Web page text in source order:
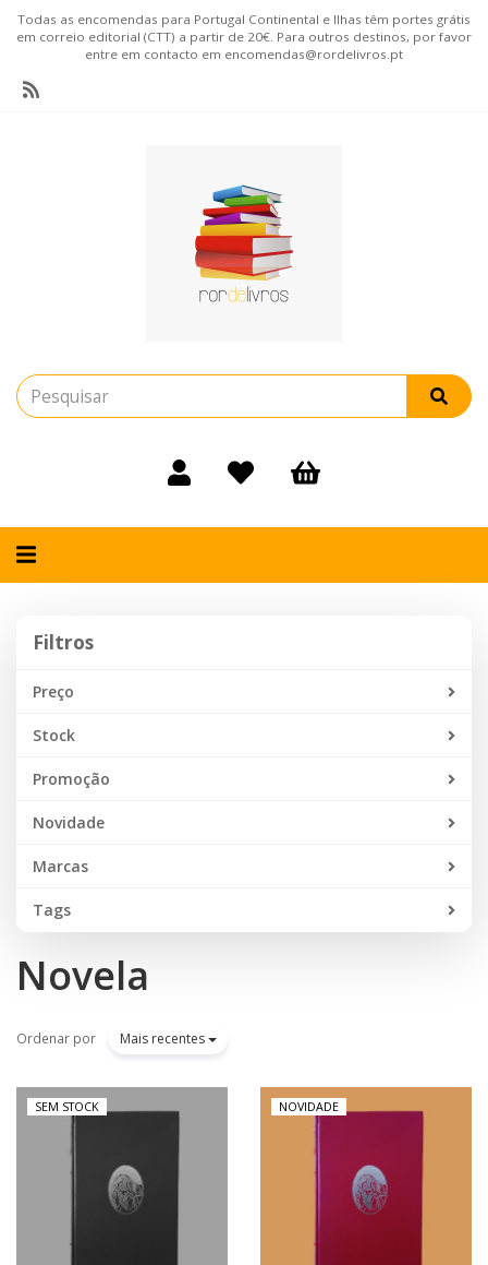
Todas as encomendas para Portugal Continental e Ilhas têm portes grátis
em correio editorial (CTT) a partir de 20€. Para outros destinos, por favor
entre em contacto em encomendas@rordelivros.pt
Alternar
Filtros
Preço
Stock
Promoção
Novidade
Marcas
Tags
Novela
Ordenar por Mais recentes
SEM STOCK NOVIDADE